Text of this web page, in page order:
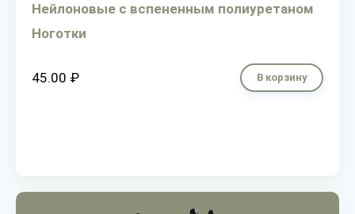
Нейлоновые с вспененным полиуретаном
Ноготки
45.00 ₽ В корзину